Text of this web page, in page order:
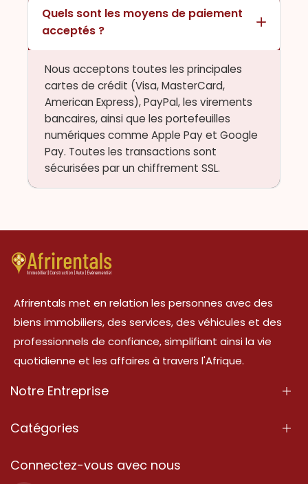
Quels sont les moyens de paiement
acceptés ?
Nous acceptons toutes les principales
cartes de crédit (Visa, MasterCard,
American Express), PayPal, les virements
bancaires, ainsi que les portefeuilles
numériques comme Apple Pay et Google
Pay. Toutes les transactions sont
sécurisées par un chiffrement SSL.
Afrirentals met en relation les personnes avec des
biens immobiliers, des services, des véhicules et des
professionnels de confiance, simplifiant ainsi la vie
quotidienne et les affaires à travers l'Afrique.
Notre Entreprise
À Propos
Catégories
Propriété
Connectez-vous avec nous